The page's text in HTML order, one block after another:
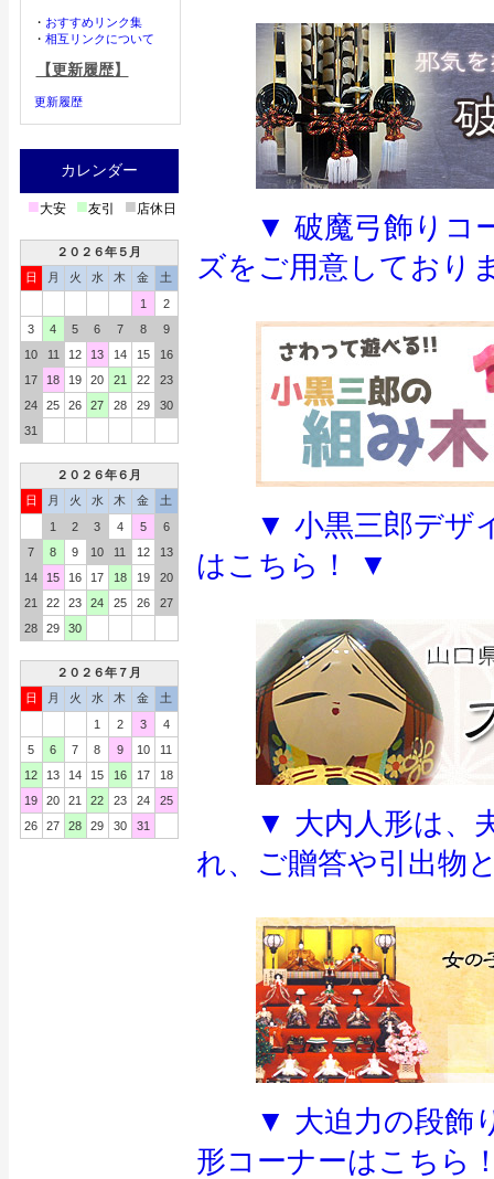
・ おすすめリンク集
・ 相互リンクについて
【更新履歴】
更新履歴
カレンダー
■大安 ■友引 ■店休日
２０２６年５月
日
月 火 水 木 金
土
1
2
3
4 5 6 7 8
9
10
11 12 13 14 15
16
17
18 19 20 21 22
23
24
25 26 27 28 29
30
31
２０２６年６月
日
月 火 水 木 金
土
1
2 3 4 5
6
7
8 9 10 11 12
13
14
15 16 17 18 19
20
21
22 23 24 25 26
27
28
29 30
２０２６年７月
日
月 火 水 木 金
土
1
2 3
4
5
6 7 8 9 10
11
12
13 14 15 16 17
18
19
20 21 22 23 24
25
26
27 28 29 30 31
▼ 破魔弓飾りコ
ズをご用意しており
▼ 小黒三郎デザ
はこちら！ ▼
▼ 大内人形は、
れ、ご贈答や引出物
▼ 大迫力の段飾
形コーナーはこちら